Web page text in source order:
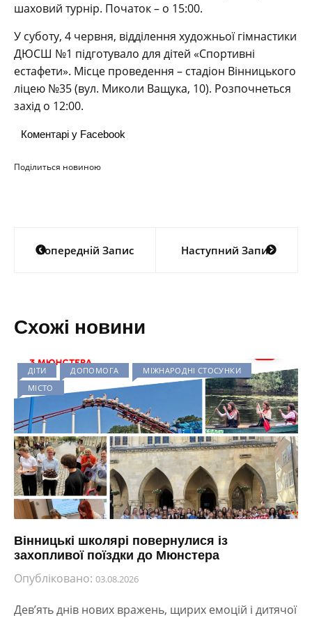
шаховий турнір. Початок – о 15:00.
У суботу, 4 червня, відділення художньої гімнастики
ДЮСШ №1 підготувало для дітей «Спортивні
естафети». Місце проведення – стадіон Вінницького
ліцею №35 (вул. Миколи Ващука, 10). Розпочнеться
захід о 12:00.
Коментарі у Facebook
Поділиться новиною
Навігація
записів
Попередній Запис Наступний Запис
Схожі новини
ДІТИ ДОПОМОГА
МІЖНАРОДНІ СТОСУНКИ
МІСТО
Вінницькі школярі повернулися із
захопливої поїздки до Мюнстера
Опубліковано: 03.08.2026
Дев’ять днів нових вражень, щирих емоцій і дитячої